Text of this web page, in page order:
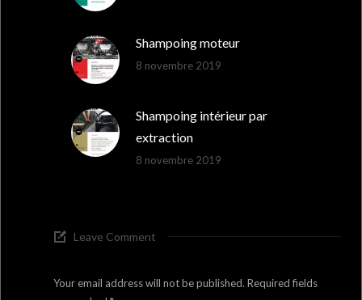
Shampoing moteur
8 novembre 2019
Shampoing intérieur par
extraction
8 novembre 2019
Leave Comment
Your email address will not be published. Required fields